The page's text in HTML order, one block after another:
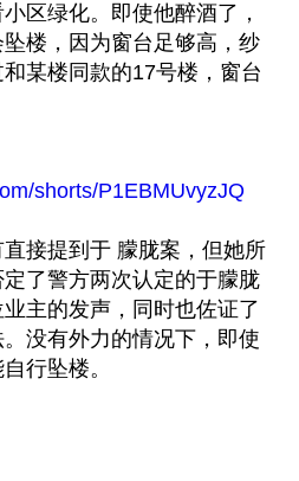
区绿化。即使他醉酒了，
楼，因为窗台足够高，纱
某楼同款的17号楼，窗台
shorts/P1EBMUvyzJQ
接提到于 朦胧案，但她所
了警方两次认定的于朦胧
主的发声，同时也佐证了
没有外力的情况下，即使
行坠楼。